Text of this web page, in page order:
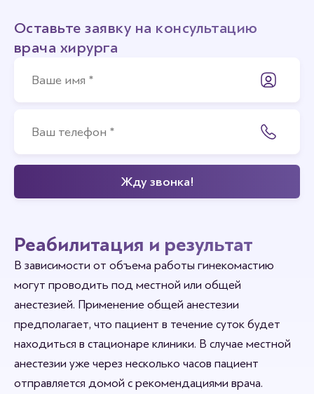
Оставьте заявку на консультацию
врача хирурга
Реабилитация и результат
В зависимости от объема работы гинекомастию
могут проводить под местной или общей
анестезией. Применение общей анестезии
предполагает, что пациент в течение суток будет
находиться в стационаре клиники. В случае местной
анестезии уже через несколько часов пациент
отправляется домой с рекомендациями врача.